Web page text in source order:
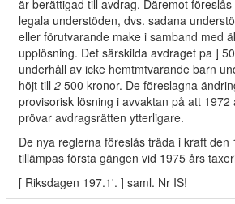
är berättigad till avdrag. Däremot
legala understöden, dvs. sadana
eller förutvarande make i samband med
upplösning. Det särskilda avdraget pa ]
underhåll av icke hemtmtvarande barn
höjt till 2 500 kronor. De föreslagna
provisorisk lösning i avvaktan på att 1972
prövar avdragsrätten ytterligare.
De nya reglerna föreslås träda i kraft den
tillämpas första gängen vid 1975 års
[ Riksdagen 197.1'. ] saml. Nr IS!